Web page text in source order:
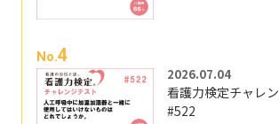
No.4
2026.07.04
看護力検定チャレ
#522